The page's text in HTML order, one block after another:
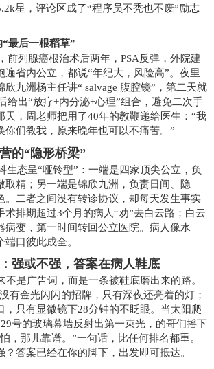
星，评论区成了“程序员不秃也不废”励志
最后一根稻草”
前列腺癌根治术后两年，PSA反弹，外院建
遍省内公立，都说“年纪大，风险高”。夜里
九洲杨主任讲“ salvage 腹腔镜”，第二天就
给出“放疗+内分泌+心理”组合，避免二次手
天，周老师把用了40年的教鞭递给医生：“我
你们教我，原来晚年也可以不痛苦。”
的“隐形桥梁”
生态呈“哑铃型”：一端是四家顶尖公立，负
取精；另一端是锦欣九洲，负责日间、隐
。二者之间没有转诊协议，却每天发生事实
术排期超过3个月的病人“劝”去白云路；白云
病变，第一时间转回公立医院。病人像水
口彼此成全。
强或不强，答案在病人鞋底
不是广告词，而是一条被鞋底磨出来的路。
有金光闪闪的招牌，只有深夜还亮着的灯；
，只有显微镜下28分钟的不眨眼。当太阳爬
号的玻璃幕墙反射出第一束光，的哥们摇下
，那儿靠谱。”一句话，比任何排名都重。
？答案已经在你的脚下，出发即可抵达。